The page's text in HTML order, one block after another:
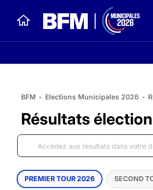
BFM - Elections Municipales 2026 -
Résultats
PREMIER TOUR 2026 SECOND